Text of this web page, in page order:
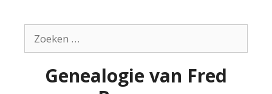
inhoudnaar:
Genealogie van Fred